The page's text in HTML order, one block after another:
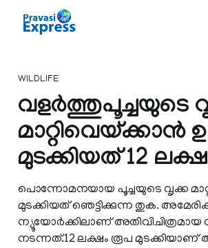
WILDLIFE
വളര്‍ത്തുപൂച്ചയുടെ
മാറ്റിവെയ്ക്കാന്‍
മുടക്കിയത് 12
പൊന്നോമനയായ പൂച്ചയുടെ വൃക്ക
മുടക്കിയത് ഞെട്ടിക്കുന്ന തുക.
ന്യൂയോര്‍ക്കിലാണ് അതിവിചിത്രമായ
നടന്നത്.12 ലക്ഷം രൂപ